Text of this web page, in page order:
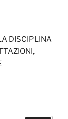
DISCIPLINA